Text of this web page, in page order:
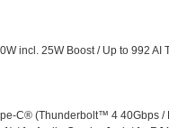
incl. 25W Boost / Up to 992 AI
C® (Thunderbolt™ 4 40Gbps /